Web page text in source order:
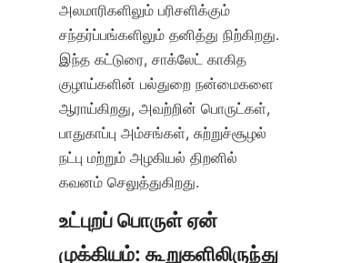
அலமாரிகளிலும் பரிசளிக்கும்
சந்தர்ப்பங்களிலும் தனித்து நிற்கிறது.
இந்த கட்டுரை, சாக்லேட் காகித
குழாய்களின் பல்துறை நன்மைகளை
ஆராய்கிறது, அவற்றின் பொருட்கள்,
பாதுகாப்பு அம்சங்கள், சுற்றுச்சூழல்
நட்பு மற்றும் அழகியல் திறனில்
கவனம் செலுத்துகிறது.
உட்புறப் பொருள் ஏன்
முக்கியம்: கூறுகளிலிருந்து